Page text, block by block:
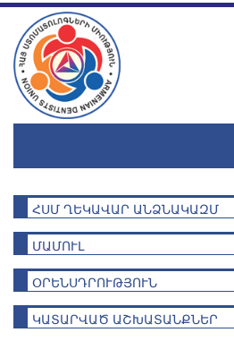
ՀՍՄ ՂԵԿԱՎԱՐ ԱՆՁՆԱԿԱԶՄ
ՄԱՄՈՒԼ
ՕՐԵՆՍԴՐՈՒԹՅՈՒՆ
ԿԱՏԱՐՎԱԾ ԱՇԽԱՏԱՆՔՆԵՐ